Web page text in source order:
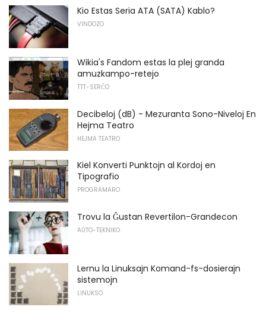
Kio Estas Seria ATA (SATA) Kablo?
VINDOZO
Wikia's Fandom estas la plej granda
amuzkampo-retejo
TTT-SERĈO
Decibeloj (dB) - Mezuranta Sono-Niveloj En
Hejma Teatro
HEJMA TEATRO
Kiel Konverti Punktojn al Kordoj en
Tipografio
PROGRAMARO
Trovu la Ĝustan Revertilon-Grandecon
AŬTO-TEKNIKO
Lernu la Linuksajn Komand-fs-dosierajn
sistemojn
LINUKSO